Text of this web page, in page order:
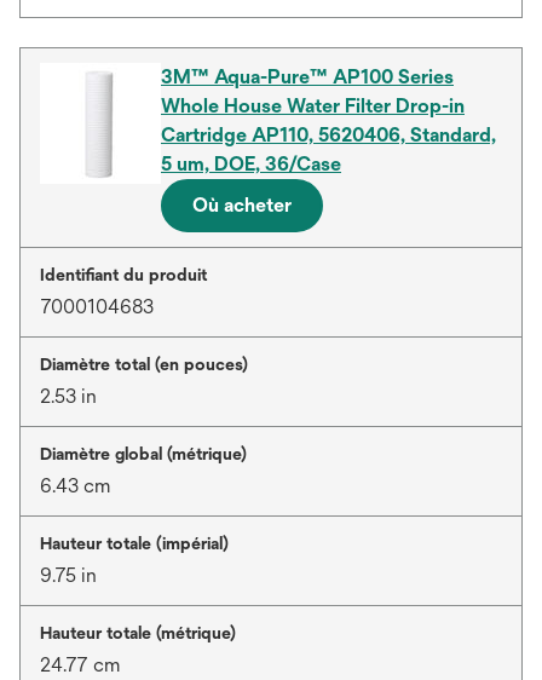
3M™ Aqua-Pure™ AP100 Series
Whole House Water Filter Drop-in
Cartridge AP110, 5620406, Standard,
5 um, DOE, 36/Case
Où acheter
Identifiant du produit
7000104683
Diamètre total (en pouces)
2.53 in
Diamètre global (métrique)
6.43 cm
Hauteur totale (impérial)
9.75 in
Hauteur totale (métrique)
24.77 cm